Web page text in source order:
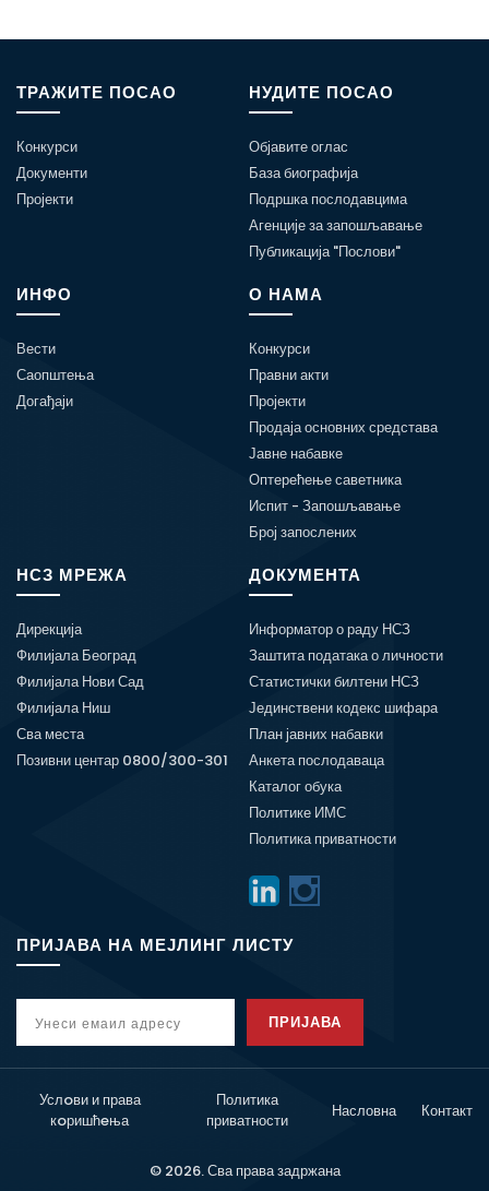
ТРАЖИТЕ ПОСАО
Конкурси
Документи
Пројекти
НУДИТЕ ПОСАО
Објавите оглас
База биографија
Подршка послодавцима
Агенције за запошљавање
Публикација "Послови"
ИНФО
Вести
Саопштења
Догађаји
О НАМА
Конкурси
Правни акти
Пројекти
Продаја основних средстава
Јавне набавке
Оптерећење саветника
Испит - Запошљавање
Број запослених
НСЗ МРЕЖА
Дирекција
Филијала Београд
Филијала Нови Сад
Филијала Ниш
Сва места
Позивни центар 0800/300-301
ДОКУМЕНТА
Информатор о раду НСЗ
Заштита података о личности
Статистички билтени НСЗ
Јединствени кодекс шифара
План јавних набавки
Анкета послодаваца
Каталог обука
Политике ИМС
Политика приватности
ПРИЈАВА НА МЕЈЛИНГ ЛИСТУ
ПРИЈАВА
Услoви и права
кoришћeња
Политика
приватности
Насловна Контакт
© 2026. Сва права задржана